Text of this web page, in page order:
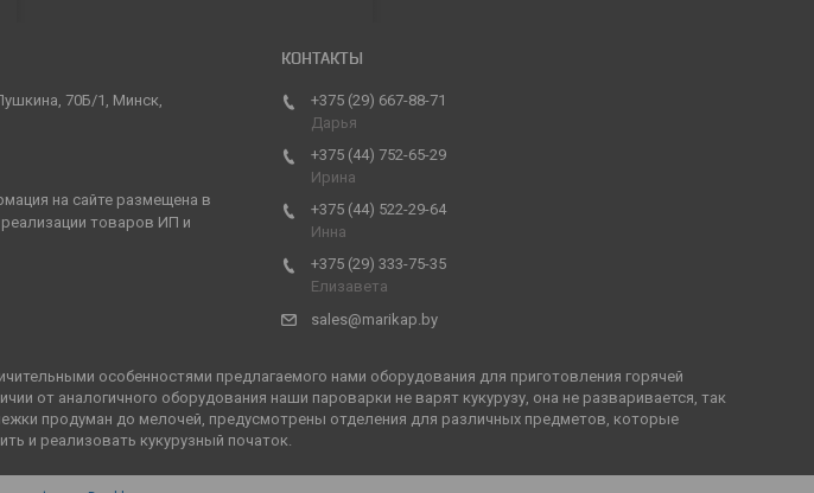
70Б/1, Минск,
на сайте размещена в
товаров ИП и
+375 (29) 667-88-71
Дарья
+375 (44) 752-65-29
Ирина
+375 (44) 522-29-64
Инна
+375 (29) 333-75-35
Елизавета
sales@marikap.by
особенностями предлагаемого нами оборудования для приготовления горячей
от аналогичного оборудования наши пароварки не варят кукурузу, она не разваривается, так
продуман до мелочей, предусмотрены отделения для различных предметов, которые
и реализовать кукурузный початок.